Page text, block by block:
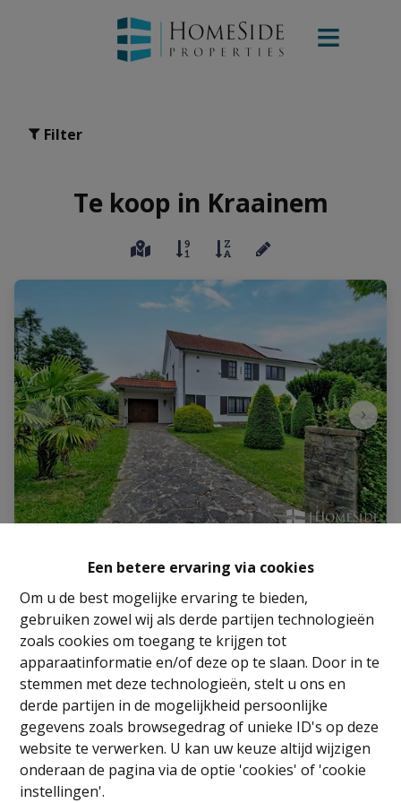
Een betere ervaring via cookies
Om u de best mogelijke ervaring te bieden,
gebruiken zowel wij als derde partijen technologieën
zoals cookies om toegang te krijgen tot
apparaatinformatie en/of deze op te slaan. Door in te
stemmen met deze technologieën, stelt u ons en
derde partijen in de mogelijkheid persoonlijke
gegevens zoals browsegedrag of unieke ID's op deze
website te verwerken. U kan uw keuze altijd wijzigen
onderaan de pagina via de optie 'cookies' of 'cookie
instellingen'.
Filter
Te koop in Kraainem
VILLA +/-160m² - 3 SLPK - KELDER - ZOLDER -
GARAGE – TUIN!!
Avenue des Tarins 36, 1950 Kraainem | Ref : 2995
€ 539.000
3 1 160 m²